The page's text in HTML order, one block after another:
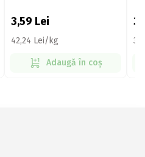
3,59 Lei
42,24 Lei/kg
Adaugă în coș